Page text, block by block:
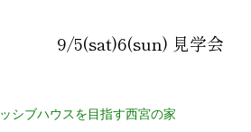
9/5(sat)6(sun) 見学会
シブハウスを目指す西宮の家